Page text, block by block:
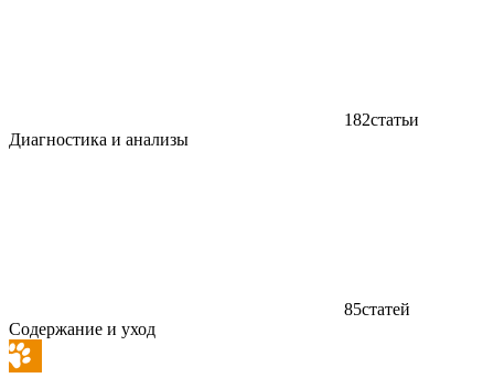
182статьи
Диагностика и анализы
85статей
Содержание и уход